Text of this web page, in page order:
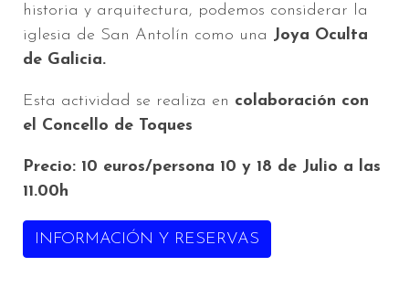
historia y arquitectura, podemos considerar la
iglesia de San Antolín como una Joya Oculta
de Galicia.
Esta actividad se realiza en colaboración con
el Concello de Toques
Precio: 10 euros/persona 10 y 18 de Julio a las
11.00h
INFORMACIÓN Y RESERVAS